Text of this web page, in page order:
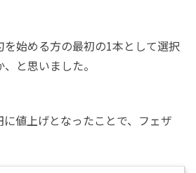
を始める方の最初の1本として選択
と思いました。
値上げとなったことで、フェザ